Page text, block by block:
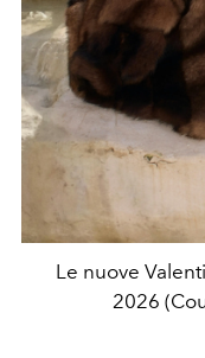
Le nuove
2026